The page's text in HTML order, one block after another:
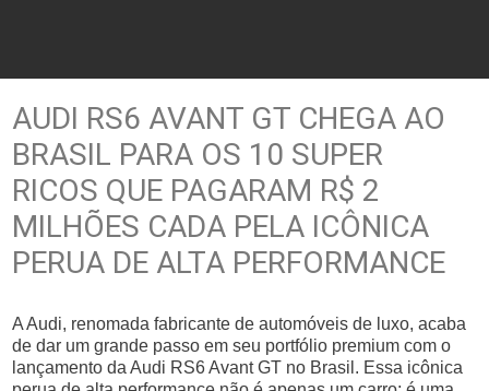
AUDI RS6 AVANT GT CHEGA AO
BRASIL PARA OS 10 SUPER
RICOS QUE PAGARAM R$ 2
MILHÕES CADA PELA ICÔNICA
PERUA DE ALTA PERFORMANCE
A Audi, renomada fabricante de automóveis de luxo, acaba
de dar um grande passo em seu portfólio premium com o
lançamento da Audi RS6 Avant GT no Brasil. Essa icônica